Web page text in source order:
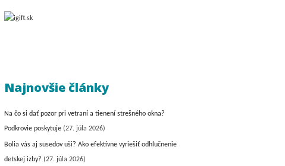
Najnovšie články
Na čo si dať pozor pri vetraní a tienení strešného okna?
Podkrovie poskytuje (27. júla 2026)
Bolia vás aj susedov uši? Ako efektívne vyriešiť odhlučnenie
detskej izby? (27. júla 2026)